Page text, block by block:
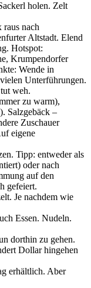
holen. Zelt
nach
Altstadt. Elend
Hotspot:
Krumpendorfer
Wende in
Unterführungen.
weh.
zu warm),
Salzgebäck –
Zuschauer
eigene
Tipp: entweder als
oder nach
auf den
gefeiert.
Je nachdem wie
Essen. Nudeln.
dorthin zu gehen.
Dollar hingehen
erhältlich. Aber